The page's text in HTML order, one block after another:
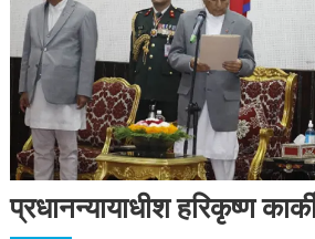
प्रधानन्यायाधीश हरिकृष्ण